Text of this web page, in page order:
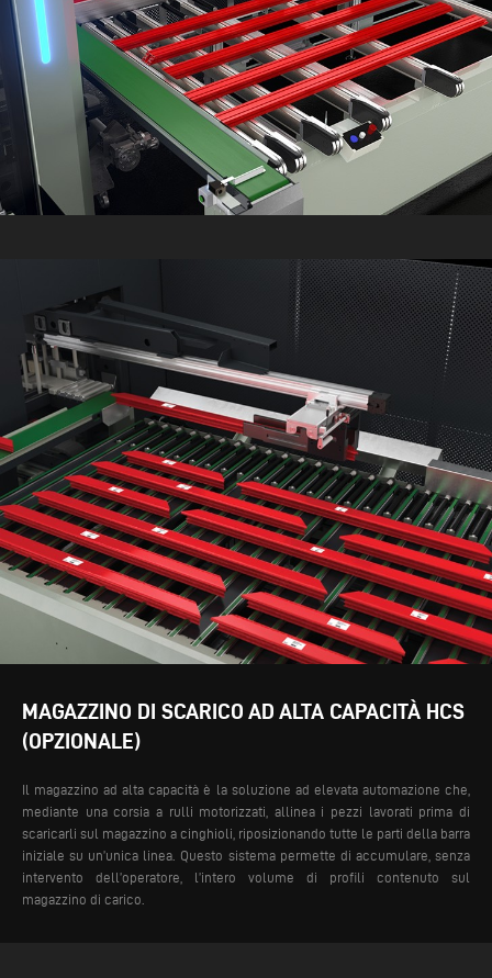
MAGAZZINO DI SCARICO AD ALTA CAPACITÀ HCS
(OPZIONALE)
Il magazzino ad alta capacità è la soluzione ad elevata automazione che,
mediante una corsia a rulli motorizzati, allinea i pezzi lavorati prima di
scaricarli sul magazzino a cinghioli, riposizionando tutte le parti della barra
iniziale su un’unica linea. Questo sistema permette di accumulare, senza
intervento dell’operatore, l’intero volume di profili contenuto sul
magazzino di carico.